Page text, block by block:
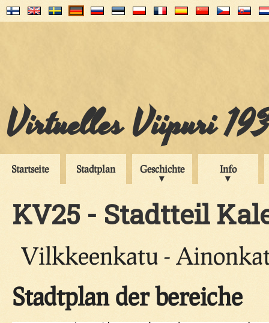
Virtuelles Viipuri
Startseite Stadtplan Geschichte Info
KV25 - Stadtteil
Vilkkeenkatu -
Stadtplan der bereiche